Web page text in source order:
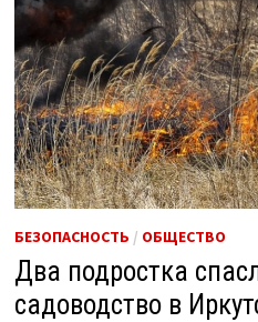
БЕЗОПАСНОСТЬ / ОБЩЕСТВО
Два подростка
садоводство в